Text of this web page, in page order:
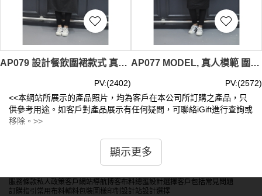
AP079 設計餐飲圍裙款式 真人展示 模特示範 來樣訂做圍裙款式 荷蘭餐廳 圍裙 製作LOGO圍裙款式 圍裙工廠
PV:(2402)
AP077 MODEL, 真人模範 圍裙款式 模特示範 設計LOGO圍裙款式 化妝品 銷售員圍裙 畫家 圍裙 訂做圍裙款式 圍裙製衣廠
PV:(2572)
<<本網站所展示的產品照片，均為客戶在本公司所訂購之產品，只
供參考用途。如客戶對產品展示有任何疑問，可聯絡iGift進行查詢或
移除。>>
顯示更多
服務條款私人政策客戶 網站導航博客布料總匯設計選擇客戶包括常見問題
訂購指引 常用布料輔料包裝 圖樣印制 設計站設計選擇